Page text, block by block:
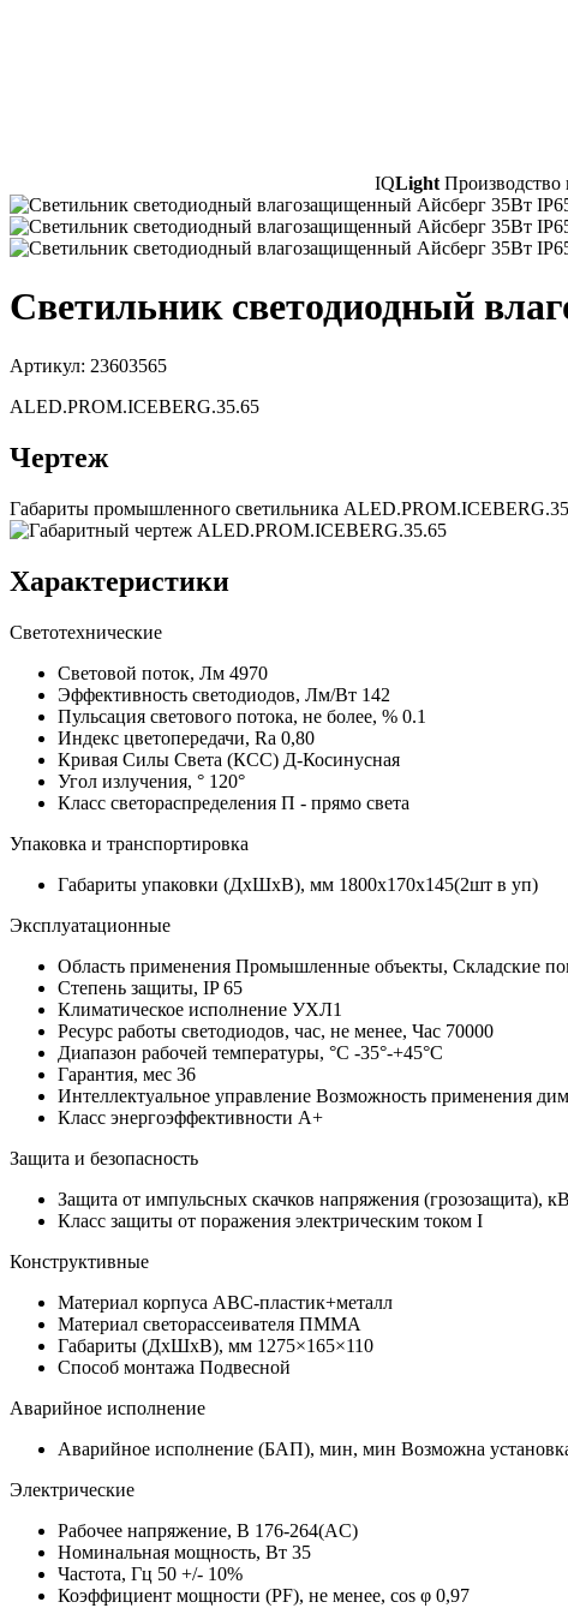
IQLight Производство
Светильник светодиодный
Артикул: 23603565
ALED.PROM.ICEBERG.35.65
Чертеж
Габариты промышленного светильника
Характеристики
Светотехнические
Световой поток, Лм 4970
Эффективность светодиодов, Лм/Вт 142
Пульсация светового потока, не более, % 0.1
Индекс цветопередачи, Ra 0,80
Кривая Силы Света (КСС) Д-Косинусная
Угол излучения, ° 120°
Класс светораспределения П - прямо света
Упаковка и транспортировка
Габариты упаковки (ДхШхВ), мм 1800х170х145(2шт в уп)
Эксплуатационные
Область применения Промышленные объекты, Складские
Степень защиты, IP65
Климатическое исполнение УХЛ1
Ресурс работы светодиодов, час, не менее, Час 70000
Диапазон рабочей температуры, °С -35°-+45°C
Гарантия, мес 36
Интеллектуальное управление Возможность применения
Класс энергоэффективности A+
Защита и безопасность
Защита от импульсных скачков напряжения (грозозащита), кВ
Класс защиты от поражения электрическим током I
Конструктивные
Материал корпуса АВС-пластик+металл
Материал светорассеивателя ПММА
Габариты (ДхШхВ), мм 1275×165×110
Способ монтажа Подвесной
Аварийное исполнение
Аварийное исполнение (БАП), мин, мин Возможна
Электрические
Рабочее напряжение, В 176-264(AC)
Номинальная мощность, Вт 35
Частота, Гц 50 +/- 10%
Коэффициент мощности (PF), не менее, cos φ 0,97